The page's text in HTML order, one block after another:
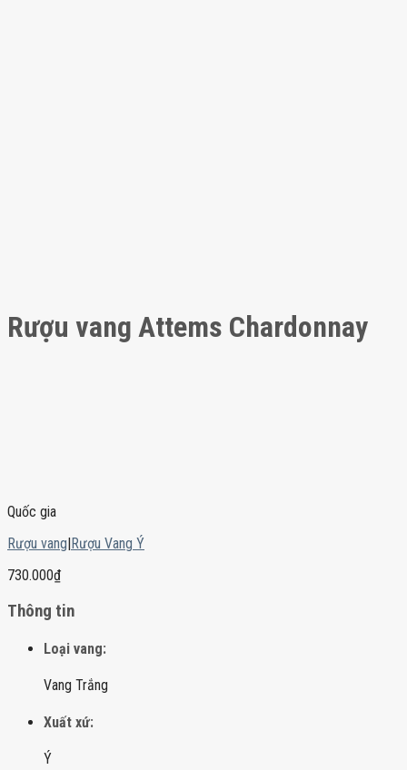
Rượu vang Attems Chardonnay
Quốc gia
Rượu vang|Rượu Vang Ý
730.000₫
Thông tin
Loại vang:
Vang Trắng
Xuất xứ:
Ý